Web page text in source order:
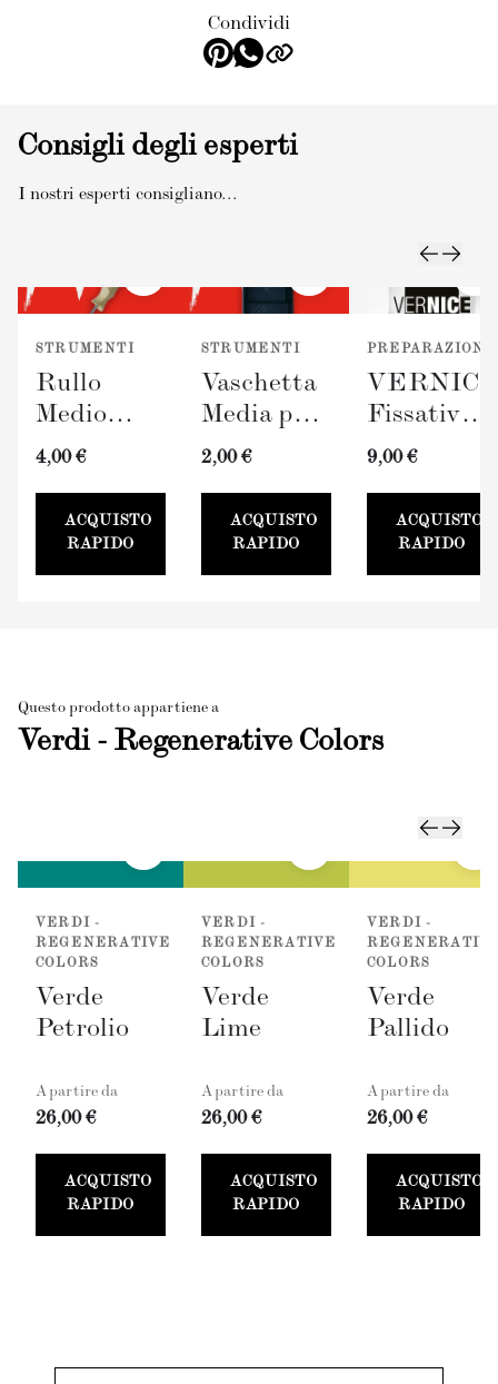
Condividi
Consigli degli esperti
I nostri esperti consigliano...
STRUMENTI
Rullo
Medio
TERRAVERDE
4,00 €
ACQUISTO
RAPIDO
STRUMENTI
Vaschetta
Media per
Pittura
100mm
2,00 €
ACQUISTO
RAPIDO
PREPARAZIONE
Fissativo
(300ml)
9,00 €
ACQUISTO
RAPIDO
Questo prodotto appartiene a
Verdi - Regenerative Colors
VERDI -
REGENERATIVE
COLORS
Verde
Petrolio
A partire da
26,00 €
ACQUISTO
RAPIDO
VERDI -
REGENERATIVE
COLORS
Verde
Lime
A partire da
26,00 €
ACQUISTO
RAPIDO
VERDI -
COLORS
Verde
Pallido
A partire da
26,00 €
ACQUISTO
RAPIDO